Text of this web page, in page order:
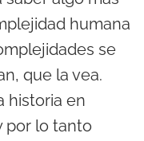
humana
se
que la vea.
historia en
por lo tanto